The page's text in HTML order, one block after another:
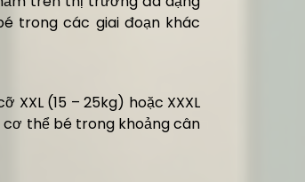
trong các giai đoạn khác
(15 – 25kg) hoặc XXXL
thể bé trong khoảng cân